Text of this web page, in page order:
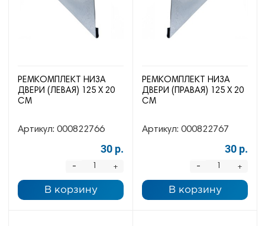
РЕМКОМПЛЕКТ НИЗА
ДВЕРИ (ЛЕВАЯ) 125 Х 20
СМ
Артикул: 000822766
30 р.
+
-
В корзину
РЕМКОМПЛЕКТ НИЗА
ДВЕРИ (ПРАВАЯ) 125 Х 20
СМ
Артикул: 000822767
30 р.
+
-
В корзину